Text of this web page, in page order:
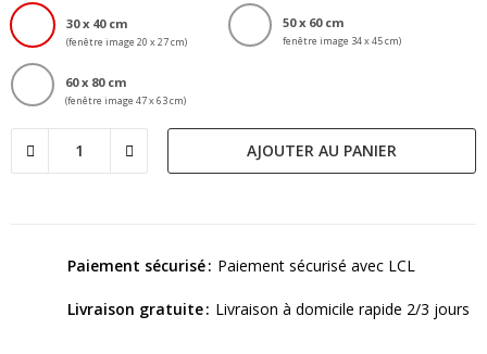
30 x 40 cm
(fenêtre image 20 x 27 cm)
50 x 60 cm
fenêtre image 34 x 45 cm)
60 x 80 cm
(fenêtre image 47 x 63 cm)
AJOUTER AU PANIER
Paiement sécurisé Paiement sécurisé avec LCL
Livraison gratuite Livraison à domicile rapide 2/3 jours